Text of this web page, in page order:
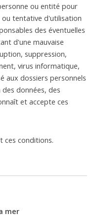
ou entité pour
tentative d'utilisation
des éventuelles
d'une mauvaise
suppression,
virus informatique,
aux dossiers personnels
données, des
et accepte ces
ces conditions.
mer